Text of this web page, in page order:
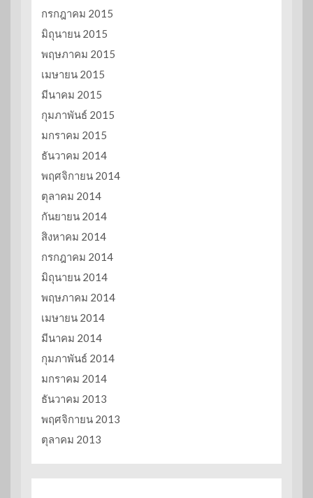
กรกฎาคม 2015
มิถุนายน 2015
พฤษภาคม 2015
เมษายน 2015
มีนาคม 2015
กุมภาพันธ์ 2015
มกราคม 2015
ธันวาคม 2014
พฤศจิกายน 2014
ตุลาคม 2014
กันยายน 2014
สิงหาคม 2014
กรกฎาคม 2014
มิถุนายน 2014
พฤษภาคม 2014
เมษายน 2014
มีนาคม 2014
กุมภาพันธ์ 2014
มกราคม 2014
ธันวาคม 2013
พฤศจิกายน 2013
ตุลาคม 2013